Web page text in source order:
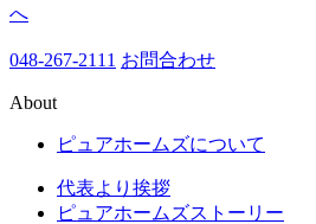
048-267-2111 お問合わせ
About
ピュアホームズについて
代表より挨拶
ピュアホームズストーリー